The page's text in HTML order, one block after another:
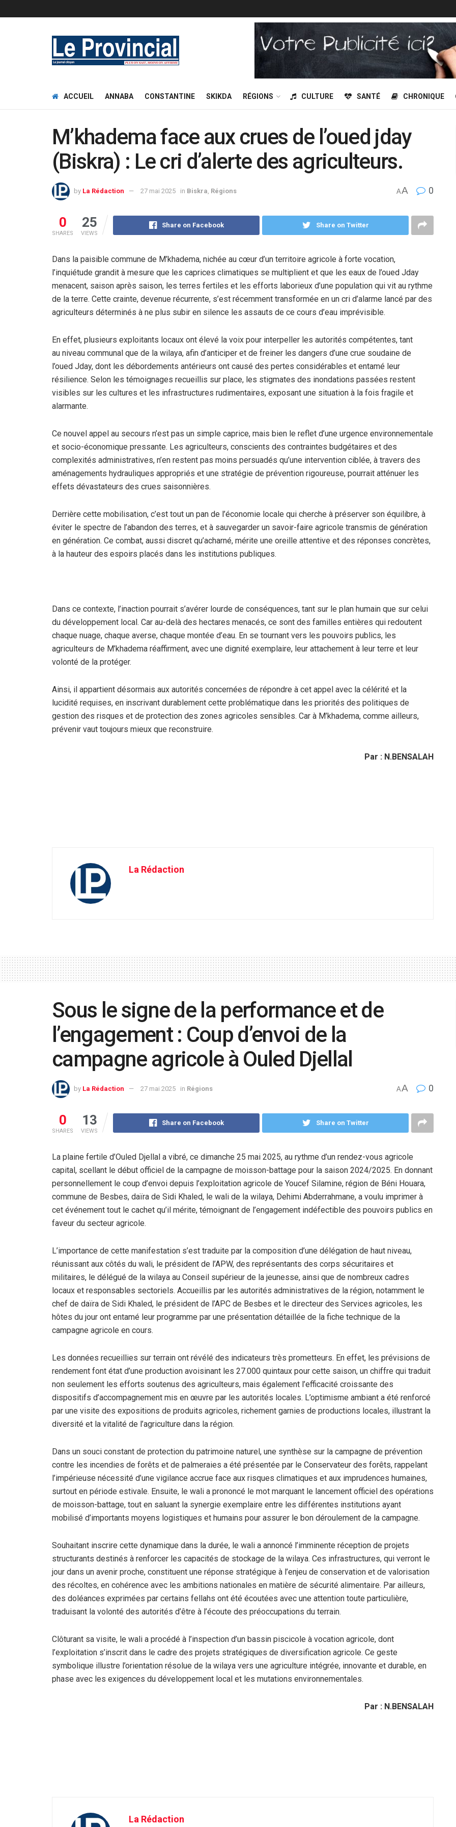
ACCUEIL ANNABA CONSTANTINE SKIKDA RÉGIONS CULTURE SANTÉ CHRONIQUE
M’khadema face aux crues de l’oued jday
(Biskra) : Le cri d’alerte des agriculteurs.
by La Rédaction 27 mai 2025 in Biskra Régions AA 0
0
SHARES
25
VIEWS
Share on Facebook Share on Twitter
Dans la paisible commune de M’khadema, nichée au cœur d’un territoire agricole à forte vocation,
l’inquiétude grandit à mesure que les caprices climatiques se multiplient et que les eaux de l’oued Jday
menacent, saison après saison, les terres fertiles et les efforts laborieux d’une population qui vit au rythme
de la terre. Cette crainte, devenue récurrente, s’est récemment transformée en un cri d’alarme lancé par des
agriculteurs déterminés à ne plus subir en silence les assauts de ce cours d’eau imprévisible.
En effet, plusieurs exploitants locaux ont élevé la voix pour interpeller les autorités compétentes, tant
au niveau communal que de la wilaya, afin d’anticiper et de freiner les dangers d’une crue soudaine de
l’oued Jday, dont les débordements antérieurs ont causé des pertes considérables et entamé leur
résilience. Selon les témoignages recueillis sur place, les stigmates des inondations passées restent
visibles sur les cultures et les infrastructures rudimentaires, exposant une situation à la fois fragile et
alarmante.
Ce nouvel appel au secours n’est pas un simple caprice, mais bien le reflet d’une urgence environnementale
et socio-économique pressante. Les agriculteurs, conscients des contraintes budgétaires et des
complexités administratives, n’en restent pas moins persuadés qu’une intervention ciblée, à travers des
aménagements hydrauliques appropriés et une stratégie de prévention rigoureuse, pourrait atténuer les
effets dévastateurs des crues saisonnières.
Derrière cette mobilisation, c’est tout un pan de l’économie locale qui cherche à préserver son équilibre, à
éviter le spectre de l’abandon des terres, et à sauvegarder un savoir-faire agricole transmis de génération
en génération. Ce combat, aussi discret qu’acharné, mérite une oreille attentive et des réponses concrètes,
à la hauteur des espoirs placés dans les institutions publiques.
Dans ce contexte, l’inaction pourrait s’avérer lourde de conséquences, tant sur le plan humain que sur celui
du développement local. Car au-delà des hectares menacés, ce sont des familles entières qui redoutent
chaque nuage, chaque averse, chaque montée d’eau. En se tournant vers les pouvoirs publics, les
agriculteurs de M’khadema réaffirment, avec une dignité exemplaire, leur attachement à leur terre et leur
volonté de la protéger.
Ainsi, il appartient désormais aux autorités concernées de répondre à cet appel avec la célérité et la
lucidité requises, en inscrivant durablement cette problématique dans les priorités des politiques de
gestion des risques et de protection des zones agricoles sensibles. Car à M’khadema, comme ailleurs,
prévenir vaut toujours mieux que reconstruire.
Par : N.BENSALAH
La Rédaction
Sous le signe de la performance et de
l’engagement : Coup d’envoi de la
campagne agricole à Ouled Djellal
by La Rédaction 27 mai 2025 in Régions AA 0
0
SHARES
13
VIEWS
Share on Facebook Share on Twitter
La plaine fertile d’Ouled Djellal a vibré, ce dimanche 25 mai 2025, au rythme d’un rendez-vous agricole
capital, scellant le début officiel de la campagne de moisson-battage pour la saison 2024/2025. En donnant
personnellement le coup d’envoi depuis l’exploitation agricole de Youcef Silamine, région de Béni Houara,
commune de Besbes, daïra de Sidi Khaled, le wali de la wilaya, Dehimi Abderrahmane, a voulu imprimer à
cet événement tout le cachet qu’il mérite, témoignant de l’engagement indéfectible des pouvoirs publics en
faveur du secteur agricole.
L’importance de cette manifestation s’est traduite par la composition d’une délégation de haut niveau,
réunissant aux côtés du wali, le président de l’APW, des représentants des corps sécuritaires et
militaires, le délégué de la wilaya au Conseil supérieur de la jeunesse, ainsi que de nombreux cadres
locaux et responsables sectoriels. Accueillis par les autorités administratives de la région, notamment le
chef de daïra de Sidi Khaled, le président de l’APC de Besbes et le directeur des Services agricoles, les
hôtes du jour ont entamé leur programme par une présentation détaillée de la fiche technique de la
campagne agricole en cours.
Les données recueillies sur terrain ont révélé des indicateurs très prometteurs. En effet, les prévisions de
rendement font état d’une production avoisinant les 27.000 quintaux pour cette saison, un chiffre qui traduit
non seulement les efforts soutenus des agriculteurs, mais également l’efficacité croissante des
dispositifs d’accompagnement mis en œuvre par les autorités locales. L’optimisme ambiant a été renforcé
par une visite des expositions de produits agricoles, richement garnies de productions locales, illustrant la
diversité et la vitalité de l’agriculture dans la région.
Dans un souci constant de protection du patrimoine naturel, une synthèse sur la campagne de prévention
contre les incendies de forêts et de palmeraies a été présentée par le Conservateur des forêts, rappelant
l’impérieuse nécessité d’une vigilance accrue face aux risques climatiques et aux imprudences humaines,
surtout en période estivale. Ensuite, le wali a prononcé le mot marquant le lancement officiel des opérations
de moisson-battage, tout en saluant la synergie exemplaire entre les différentes institutions ayant
mobilisé d’importants moyens logistiques et humains pour assurer le bon déroulement de la campagne.
Souhaitant inscrire cette dynamique dans la durée, le wali a annoncé l’imminente réception de projets
structurants destinés à renforcer les capacités de stockage de la wilaya. Ces infrastructures, qui verront le
jour dans un avenir proche, constituent une réponse stratégique à l’enjeu de conservation et de valorisation
des récoltes, en cohérence avec les ambitions nationales en matière de sécurité alimentaire. Par ailleurs,
des doléances exprimées par certains fellahs ont été écoutées avec une attention toute particulière,
traduisant la volonté des autorités d’être à l’écoute des préoccupations du terrain.
Clôturant sa visite, le wali a procédé à l’inspection d’un bassin piscicole à vocation agricole, dont
l’exploitation s’inscrit dans le cadre des projets stratégiques de diversification agricole. Ce geste
symbolique illustre l’orientation résolue de la wilaya vers une agriculture intégrée, innovante et durable, en
phase avec les exigences du développement local et les mutations environnementales.
Par : N.BENSALAH
La Rédaction